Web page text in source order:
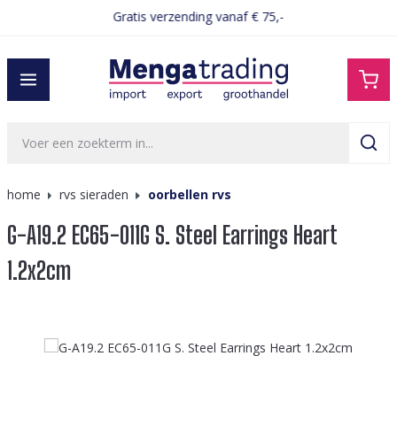
Gratis verzending vanaf € 75,-
home rvs sieraden oorbellen rvs
G-A19.2 EC65-011G S. Steel Earrings Heart
1.2x2cm
Afbeeldingengalerij overslaan